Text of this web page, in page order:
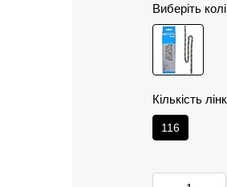
Виберіть
Кількість
116